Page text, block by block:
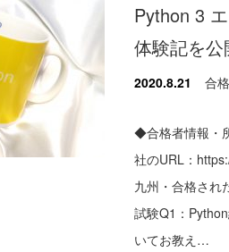
Python 3
体験記を公
2020.8.21 合
◆合格者情報・
社のURL：
九州・合格され
試験Q1：
いてお教え…